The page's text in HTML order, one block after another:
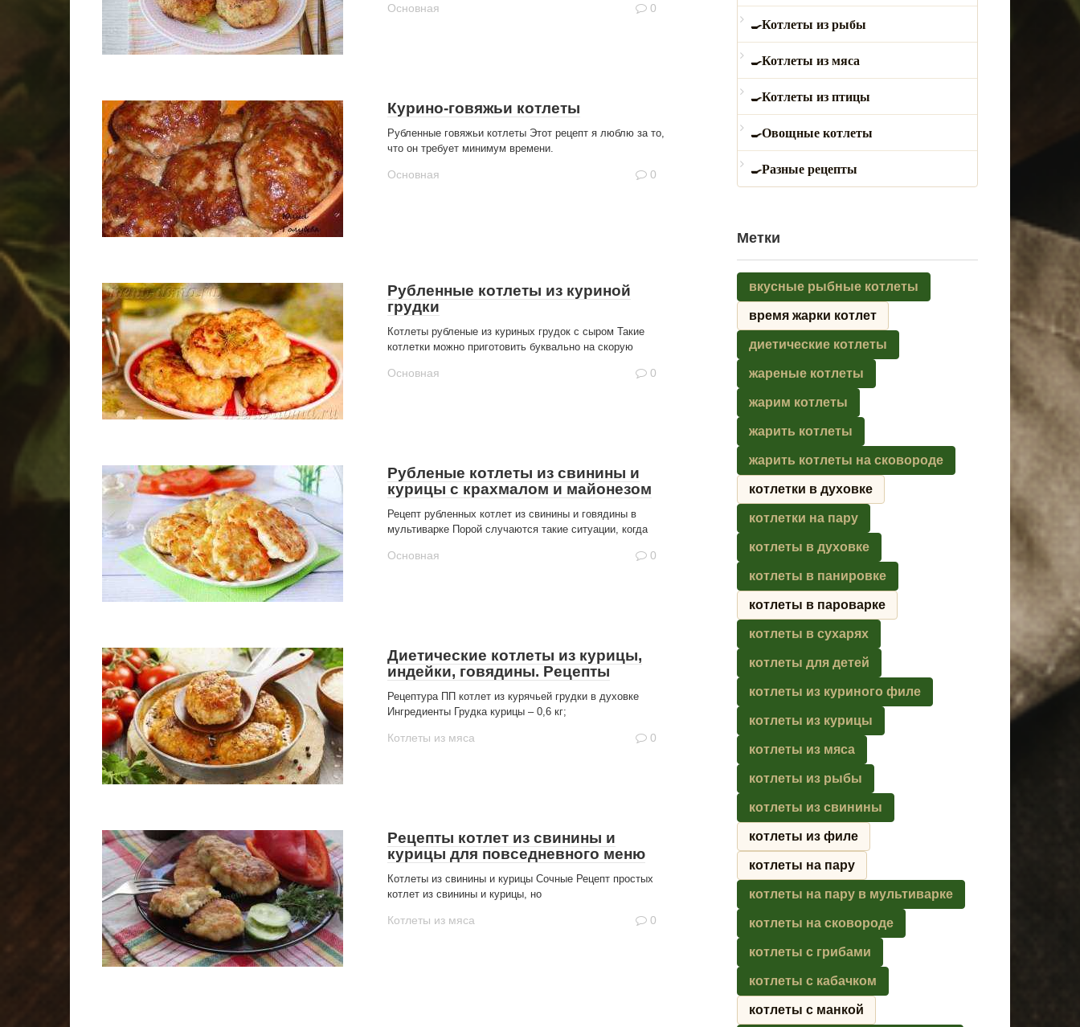
Основная 0
Курино-говяжьи котлеты
Рубленные говяжьи котлеты Этот рецепт я люблю за то,
что он требует минимум времени.
Основная 0
Рубленные котлеты из куриной
грудки
Котлеты рубленые из куриных грудок с сыром Такие
котлетки можно приготовить буквально на скорую
Основная 0
Рубленые котлеты из свинины и
курицы с крахмалом и майонезом
Рецепт рубленных котлет из свинины и говядины в
мультиварке Порой случаются такие ситуации, когда
Основная 0
Диетические котлеты из курицы,
индейки, говядины. Рецепты
Рецептура ПП котлет из курячьей грудки в духовке
Ингредиенты Грудка курицы – 0,6 кг;
Котлеты из мяса 0
Рецепты котлет из свинины и
курицы для повседневного меню
Котлеты из свинины и курицы Сочные Рецепт простых
котлет из свинины и курицы, но
Котлеты из мяса 0
Котлеты из рыбы
Котлеты из мяса
Котлеты из птицы
Овощные котлеты
Разные рецепты
Метки
вкусные рыбные котлеты
время жарки котлет
диетические котлеты
жареные котлеты
жарим котлеты
жарить котлеты
жарить котлеты на сковороде
котлетки в духовке
котлетки на пару
котлеты в духовке
котлеты в панировке
котлеты в пароварке
котлеты в сухарях
котлеты для детей
котлеты из куриного филе
котлеты из курицы
котлеты из мяса
котлеты из рыбы
котлеты из свинины
котлеты из филе
котлеты на пару
котлеты на пару в мультиварке
котлеты на сковороде
котлеты с грибами
котлеты с кабачком
котлеты с манкой